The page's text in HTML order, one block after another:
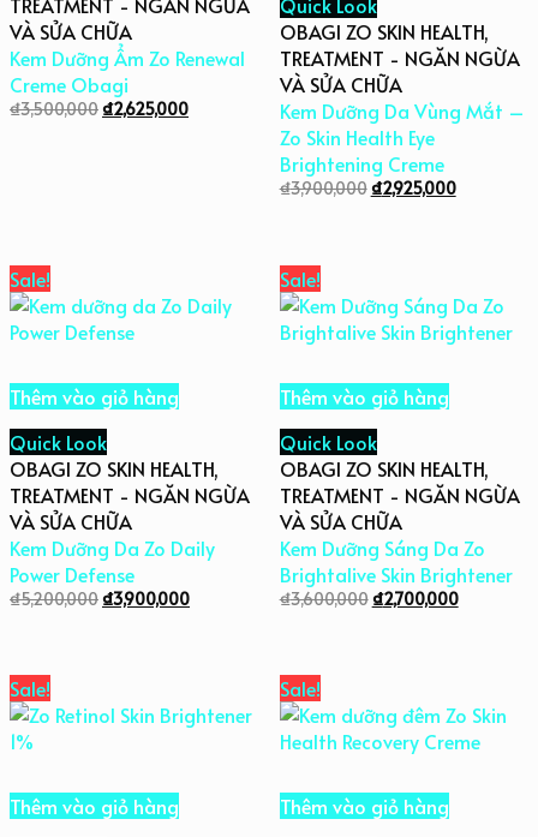
VÀ SỬA CHỮA
Kem Dưỡng Ẩm Zo Renewal
Creme Obagi
₫3,500,000₫2,625,000
OBAGI ZO SKIN HEALTH,
TREATMENT - NGĂN NGỪA
VÀ SỬA CHỮA
Kem Dưỡng Da Vùng Mắt –
Zo Skin Health Eye
Brightening Creme
₫3,900,000₫2,925,000
Sale!
Thêm vào giỏ hàng
Quick Look
OBAGI ZO SKIN HEALTH,
TREATMENT - NGĂN NGỪA
VÀ SỬA CHỮA
Kem Dưỡng Da Zo Daily
Power Defense
₫5,200,000₫3,900,000
Sale!
Thêm vào giỏ hàng
Quick Look
OBAGI ZO SKIN HEALTH,
TREATMENT - NGĂN NGỪA
VÀ SỬA CHỮA
Kem Dưỡng Sáng Da Zo
Brightalive Skin Brightener
₫3,600,000₫2,700,000
Sale!
Thêm vào giỏ hàng
Sale!
Thêm vào giỏ hàng